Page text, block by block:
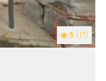
5 (17)